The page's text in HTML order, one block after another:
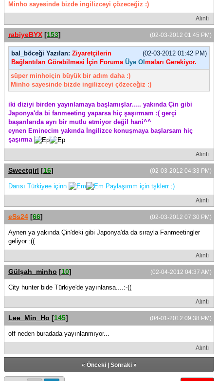
Minho sayesinde bizde ingilizceyi çözeceğiz :)
Alıntı
(02-03-2012 01:45 PM)
rabiyeBYX [153]
(02-03-2012 01:42 PM)
bal_böceği Yazılan: Ziyaretçilerin
Bağlantıları Görebilmesi İçin Foruma Üye Ol maları Gerekiyor.
süper minhoiçin büyük bir adım daha :)
Minho sayesinde bizde ingilizceyi çözeceğiz :)
iki diziyi birden yayınlamaya başlamışlar..... yakında Çin gibi
Japonya'da bi fanmeeting yaparsa hiç şaşırmam :( gerçi
başarılarıda ayrı bir mutlu etmiyor değil hani^^
eynen Eminecim yakında İngilizce konuşmaya başlarsam hiç
şaşırma
Alıntı
(02-03-2012 04:33 PM)
Sweetgirl [16]
Darısı Türkiyee içinn Paylaşımm için tşklerr ;)
Alıntı
(02-03-2012 07:30 PM)
eSs24 [66]
Aynen ya yakında Çin'deki gibi Japonya'da da sırayla Fanmeetingler
geliyor :((
Alıntı
(02-04-2012 04:37 AM)
Gülşah_minho [10]
City hunter bide Türkiye'de yayınlansa....:-((
Alıntı
(04-01-2012 09:38 PM)
Lee_Min_Ho [145]
off neden buradada yayınlanmıyor...
Alıntı
« Önceki| Sonraki»